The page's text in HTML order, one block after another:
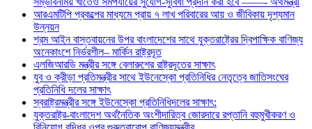
আরএমটিপি প্রকল্পের মাধ্যমে প্রায় ৭ লাখ পরিবারের আয় ও জীবিকায় দৃশ্যমান
উন্নয়ন
শ্রম আইন বাস্তবায়নের উপর বাংলাদেশের সাথে যুক্তরাষ্ট্রের দ্বিপাক্ষিক বাণিজ্য
অনেকাংশে নির্ভরশীল– মার্কিন রাষ্ট্রদূত
এলজিআরডি মন্ত্রীর সঙ্গে বেলারুশের রাষ্ট্রদূতের সাক্ষাৎ
যুব ও ক্রীড়া প্রতিমন্ত্রীর সাথে ইউনেস্কো প্রতিনিধির নেতৃত্বে জাতিসংঘের
প্রতিনিধি দলের সাক্ষাৎ
স্বরাষ্ট্রমন্ত্রীর সঙ্গে ইউনেস্কো প্রতিনিধিদলের সাক্ষাৎ:
যুক্তরাষ্ট্র-বাংলাদেশ অর্থনৈতিক অংশীদারিত্ব জোরদারে রপ্তানি বহুমুখীকরণ ও